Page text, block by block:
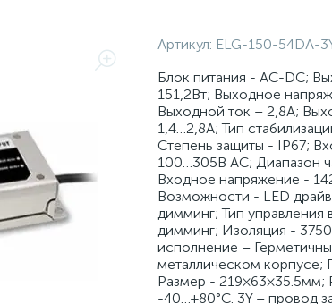
Артикул: ELG-150-54DA-
Блок питания - AC-DC;
151,2Вт; Выходное
Выходной ток – 2,8А;
1,4…2,8А; Тип
Степень защиты - IP67;
100…305В AC; Диапазон
Входное напряжение -
Возможности - LED
димминг; Тип управления
димминг; Изоляция -
исполнение –
металлическом корпусе;
Размер - 219×63×35.5мм;
-40…+80°С. 3Y – провод